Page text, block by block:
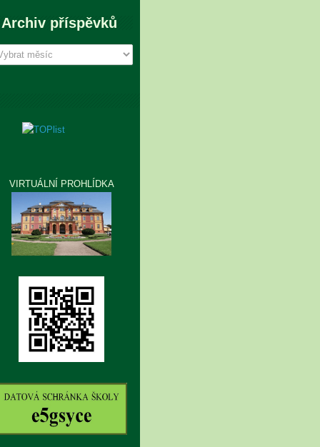
Archiv příspěvků
VIRTUÁLNÍ PROHLÍDKA